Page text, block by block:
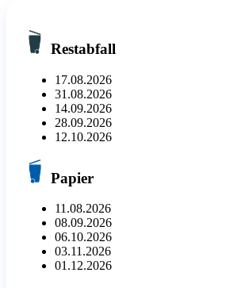
Restabfall
17.08.2026
31.08.2026
14.09.2026
28.09.2026
12.10.2026
Papier
11.08.2026
08.09.2026
06.10.2026
03.11.2026
01.12.2026